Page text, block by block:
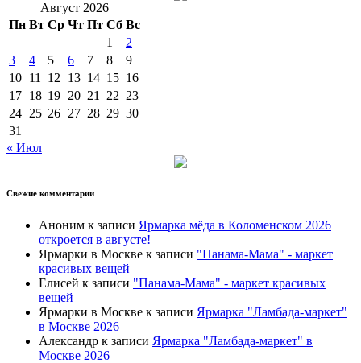
Август 2026
Пн Вт Ср Чт Пт Сб Вс
1
2
3
4 5 6 7 8
9
10 11 12 13 14 15 16
17 18 19 20 21 22 23
24 25 26 27 28 29 30
31
« Июл
Свежие комментарии
Аноним к записи Ярмарка мёда в Коломенском 2026
откроется в августе!
Ярмарки в Москве к записи "Панама-Мама" - маркет
красивых вещей
Елисей к записи "Панама-Мама" - маркет красивых
вещей
Ярмарки в Москве к записи Ярмарка "Ламбада-маркет"
в Москве 2026
Александр к записи Ярмарка "Ламбада-маркет" в
Москве 2026